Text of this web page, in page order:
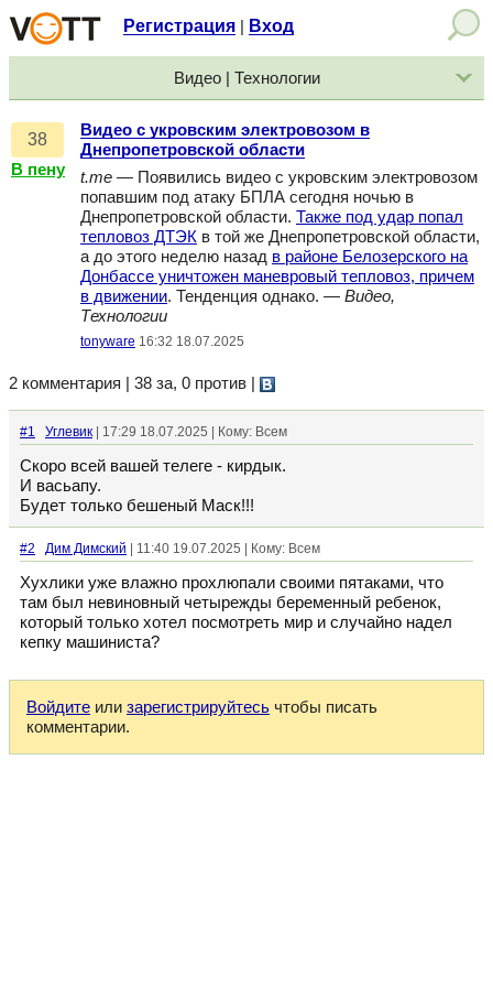
Регистрация Вход
Видео | Технологии
38
В пену
Видео с укровским электровозом в
Днепропетровской области
t.me — Появились видео с укровским электровозом
попавшим под атаку БПЛА сегодня ночью в
Днепропетровской области. Также под удар попал
тепловоз ДТЭК в той же Днепропетровской области,
а до этого неделю назад в районе Белозерского на
Донбассе уничтожен маневровый тепловоз, причем
в движении. Тенденция однако. — Видео,
Технологии
tonyware 16:32 18.07.2025
2 комментария | 38 за, 0 против
#1 Углевик | 17:29 18.07.2025 | Кому: Всем
Скоро всей вашей телеге - кирдык.
И васьапу.
Будет только бешеный Маск!!!
#2 Дим Димский | 11:40 19.07.2025 | Кому: Всем
Хухлики уже влажно прохлюпали своими пятаками, что
там был невиновный четырежды беременный ребенок,
который только хотел посмотреть мир и случайно надел
кепку машиниста?
Войдите или зарегистрируйтесь чтобы писать
комментарии.